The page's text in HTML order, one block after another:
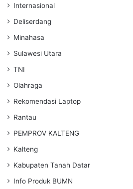
Internasional
Deliserdang
Minahasa
Sulawesi Utara
TNI
Olahraga
Rekomendasi Laptop
Rantau
PEMPROV KALTENG
Kalteng
Kabupaten Tanah Datar
Info Produk BUMN